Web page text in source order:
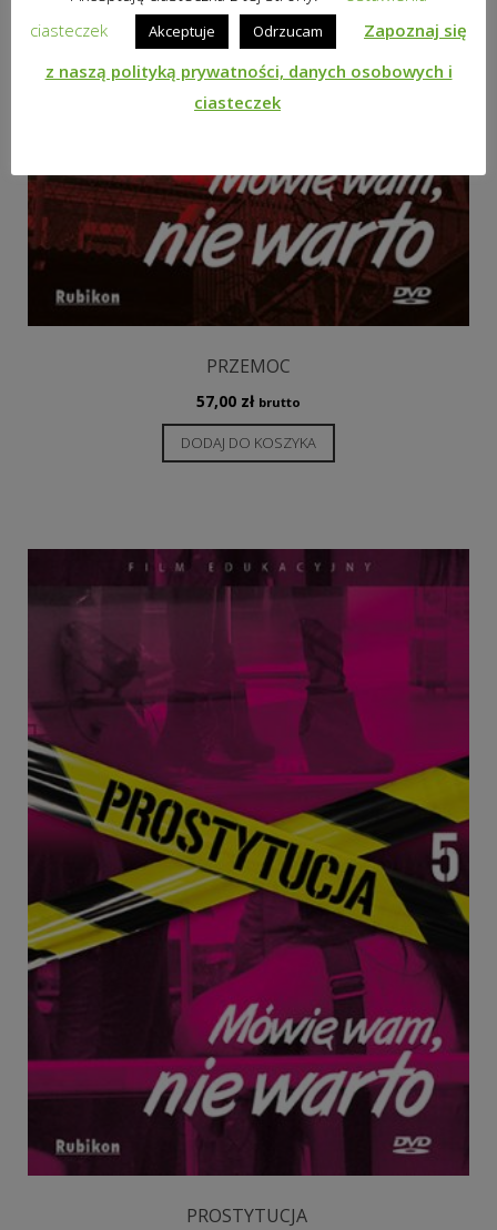
PRZEMOC
57,00 zł brutto
DODAJ DO KOSZYKA
PROSTYTUCJA
ciasteczek
Akceptuje Odrzucam
Zapoznaj się
z naszą polityką prywatności, danych osobowych i
ciasteczek